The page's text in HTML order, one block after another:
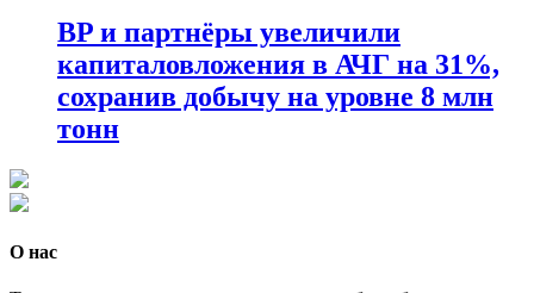
BP и партнёры увеличили
капиталовложения в АЧГ на 31%,
сохранив добычу на уровне 8 млн
тонн
О нас